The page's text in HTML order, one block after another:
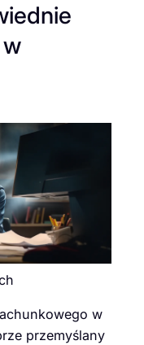
w
przemyślany